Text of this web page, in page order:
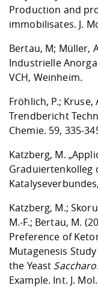
Production and
immobilisates. J.
Bertau, M; Müller,
Industrielle
VCH, Weinheim.
Fröhlich, P.; Kruse,
Trendbericht
Chemie. 59, 335-
Katzberg, M.
Graduiertenkolleg
Katzberg, M.;
M.-F.; Bertau, M.
Preference of
Mutagenesis
the Yeast
Example. Int. J.